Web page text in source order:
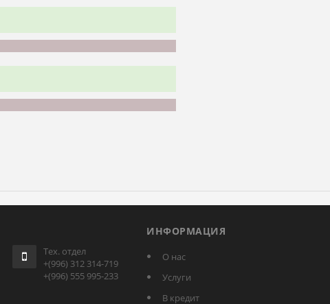
Тех. отдел
+(996) 312 314-719
+(996) 555 995-233
ИНФОРМАЦИЯ
О нас
Услуги
В кредит